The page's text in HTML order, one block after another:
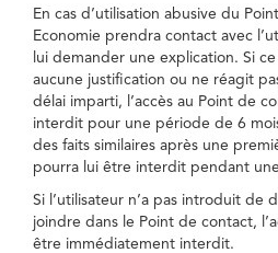
En cas d’utilisation abusive du
Economie prendra contact avec
lui demander une explication. Si
aucune justification ou ne réagit
délai imparti, l’accès au Point de
interdit pour une période de 6
des faits similaires après une
pourra lui être interdit pendant
Si l’utilisateur n’a pas introduit de
joindre dans le Point de contact,
être immédiatement interdit.